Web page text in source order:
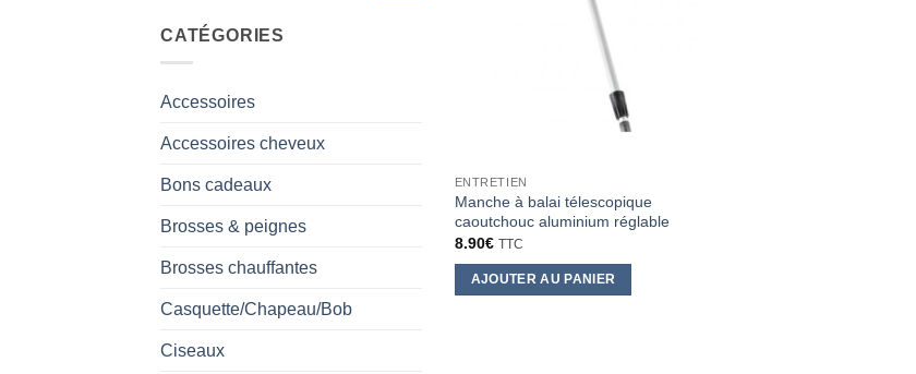
CATÉGORIES
Accessoires
Accessoires cheveux
Bons cadeaux
Brosses & peignes
Brosses chauffantes
Casquette/Chapeau/Bob
Ciseaux
ENTRETIEN
Manche à balai télescopique
caoutchouc aluminium réglable
8.90€ TTC
AJOUTER AU PANIER